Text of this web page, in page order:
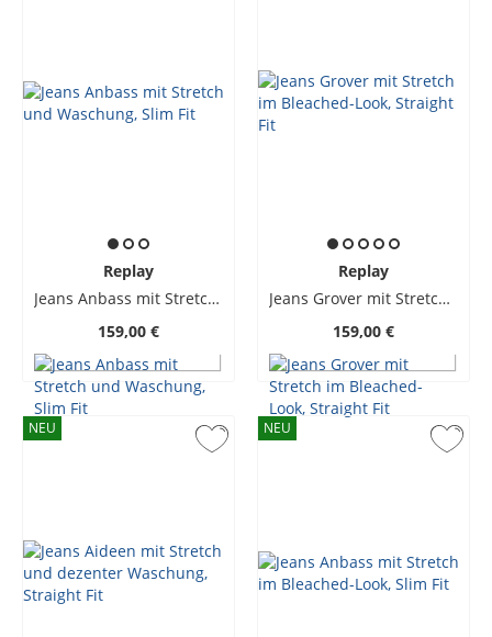
Replay
Jeans Anbass mit Stretch und Waschung, Slim Fit
159,00 €
Replay
Jeans Grover mit Stretch im Bleached-Look, Straight Fit
159,00 €
NEU NEU